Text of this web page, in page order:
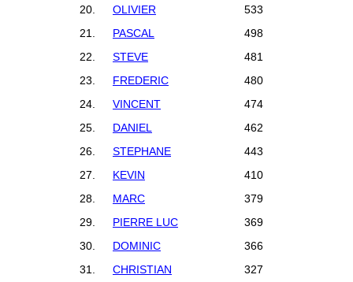
20.
OLIVIER
533
21.
PASCAL
498
22.
STEVE
481
23.
FREDERIC
480
24.
VINCENT
474
25.
DANIEL
462
26.
STEPHANE
443
27.
KEVIN
410
28.
MARC
379
29.
PIERRE LUC
369
30.
DOMINIC
366
31.
CHRISTIAN
327